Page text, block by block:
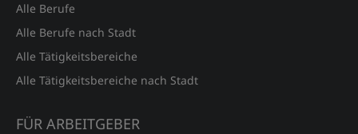
Alle Berufe
Alle Berufe nach Stadt
Alle Tätigkeitsbereiche
Alle Tätigkeitsbereiche nach Stadt
FÜR ARBEITGEBER